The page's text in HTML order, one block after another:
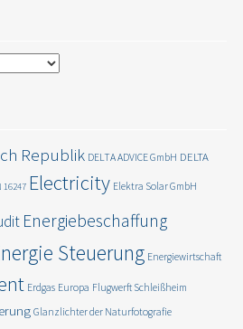
Republik DELTA ADVICE GmbH DELTA
16247 Electricity Elektra Solar GmbH
Energiebeschaffung
Steuerung Energiewirtschaft
Erdgas Europa Flugwerft Schleißheim
Glanzlichter der Naturfotografie